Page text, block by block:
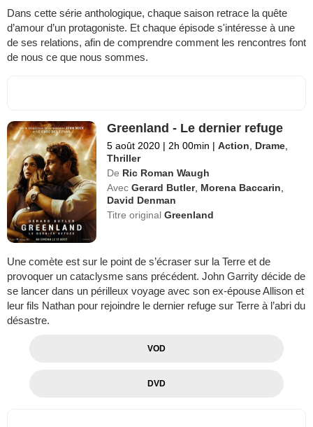
Dans cette série anthologique, chaque saison retrace la quête
d’amour d’un protagoniste. Et chaque épisode s'intéresse à une
de ses relations, afin de comprendre comment les rencontres font
de nous ce que nous sommes.
Greenland - Le dernier refuge
5 août 2020 | 2h 00min | Action Drame
Thriller
De Ric Roman Waugh
Avec Gerard Butler, Morena Baccarin
David Denman
Titre originalGreenland
Une comète est sur le point de s’écraser sur la Terre et de
provoquer un cataclysme sans précédent. John Garrity décide de
se lancer dans un périlleux voyage avec son ex-épouse Allison et
leur fils Nathan pour rejoindre le dernier refuge sur Terre à l’abri du
désastre.
VOD
DVD